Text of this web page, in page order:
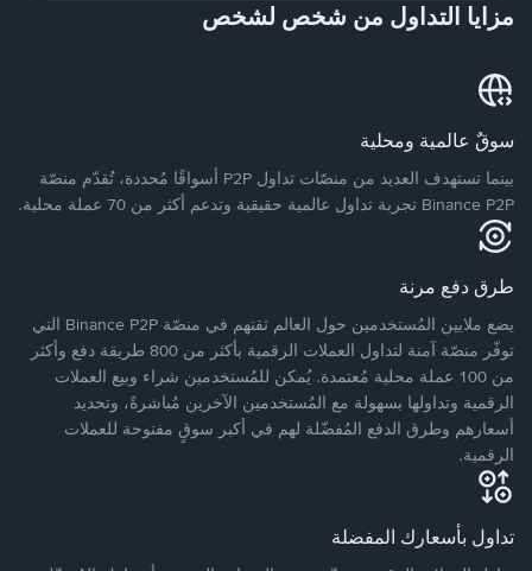
مزايا التداول من شخص لشخص
سوقٌ عالمية ومحلية
بينما تستهدف العديد من منصّات تداول P2P أسواقًا مُحددة، تُقدّم منصّة
Binance P2P تجربة تداول عالمية حقيقية وتدعم أكثر من 70 عملة محلية.
طرق دفع مرنة
يضع ملايين المُستخدمين حول العالم ثقتهم في منصّة Binance P2P التي
توفّر منصّة آمنة لتداول العملات الرقمية بأكثر من 800 طريقة دفع وأكثر
من 100 عملة محلية مُعتمدة. يُمكن للمُستخدمين شراء وبيع العملات
الرقمية وتداولها بسهولة مع المُستخدمين الآخرين مُباشرةً، وتحديد
أسعارهم وطرق الدفع المُفضّلة لهم في أكبر سوقٍ مفتوحة للعملات
الرقمية.
تداول بأسعارك المفضلة